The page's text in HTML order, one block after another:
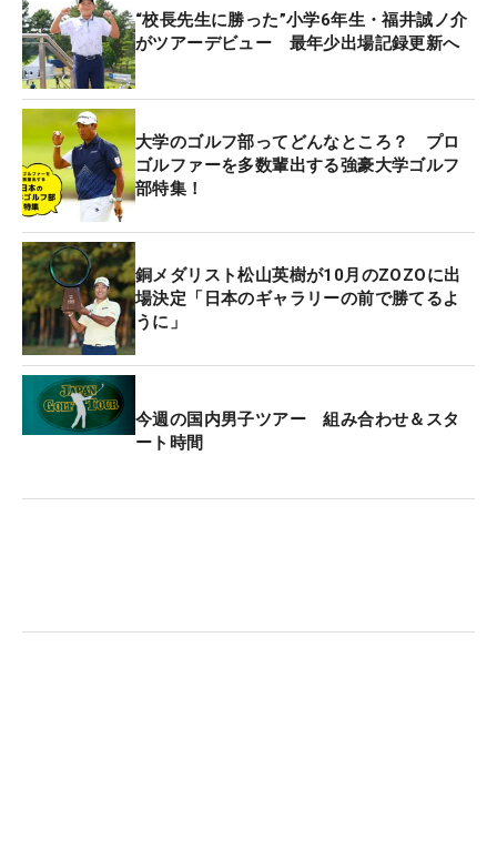
「三井住友VISA太平洋マスターズ」と立て続けに試
合が行われる。
高いレベルでコースコンディションを維持すること
はもちろん大変なこと。太平洋クラブの執行役員で
グリーンキーパーも務める、阿佐比一（あさひ・は
じめ）氏が、コース管理の難しさを教えてくれた。
まず、阿佐比氏が第一に考えていることは「メンバ
ーの方、お客様に迷惑をかけることは絶対にしては
ならない」。いくら大きな大会が行われるとはい
え、ほとんどが通常営業でプレーに来るメンバーや
ビジターに支えられている。大会に合わせて、コン
ディションを整えていく中で、そこが常に気がかり
な部分であると話す。
“校長先生に勝った”小学6年生・福井誠ノ介
がツアーデビュー 最年少出場記録更新へ
大学のゴルフ部ってどんなところ？ プロ
ゴルファーを多数輩出する強豪大学ゴルフ
部特集！
銅メダリスト松山英樹が10月のZOZOに出
場決定「日本のギャラリーの前で勝てるよ
うに」
今週の国内男子ツアー 組み合わせ＆スタ
ート時間